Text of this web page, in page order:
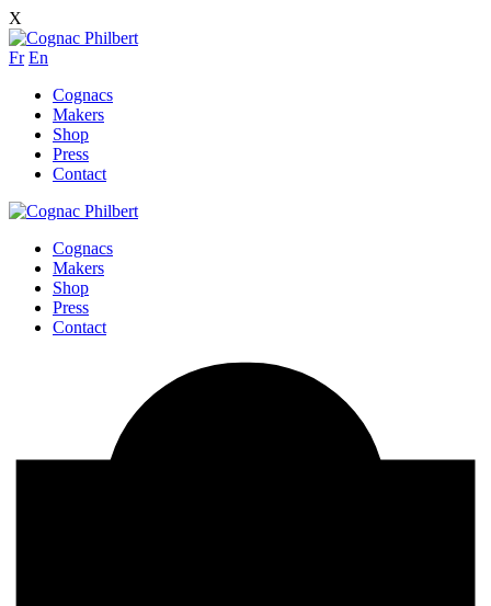
X
Fr En
Cognacs
Makers
Shop
Press
Contact
Cognacs
Makers
Shop
Press
Contact